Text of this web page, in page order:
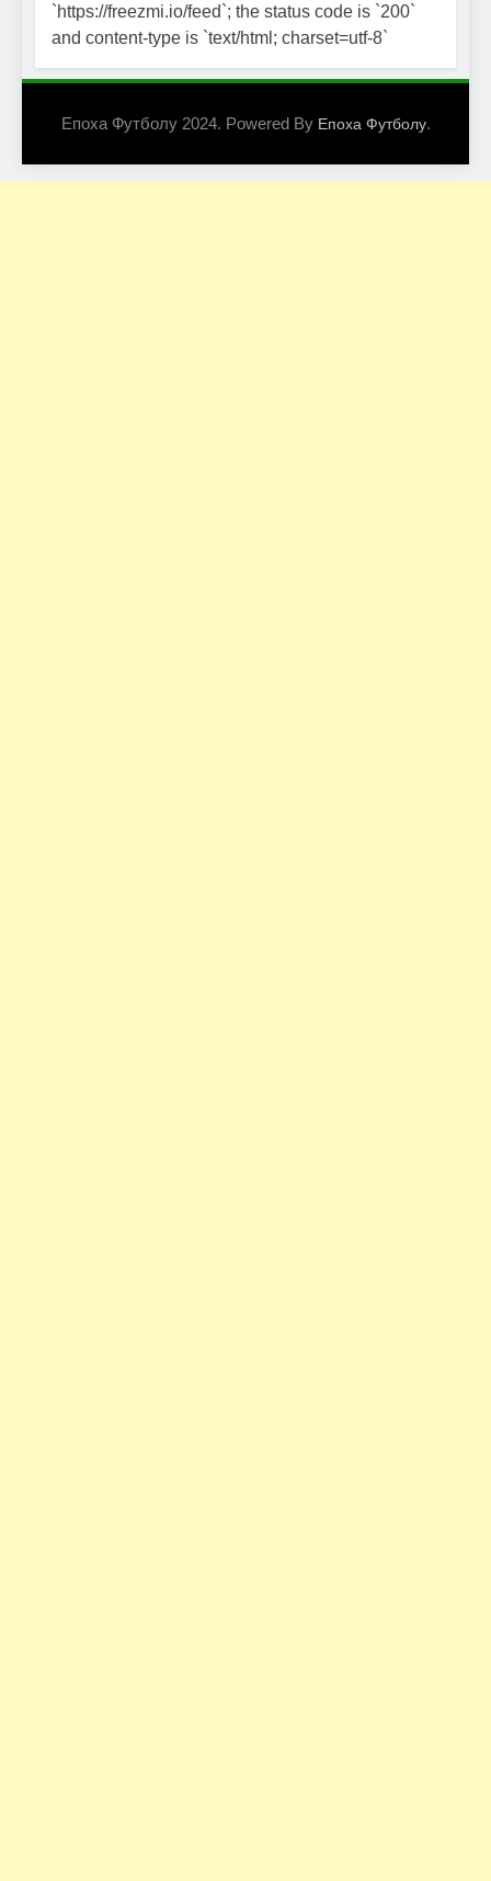
`https://freezmi.io/feed`; the status code is `200`
and content-type is `text/html; charset=utf-8`
Епоха Футболу 2024. Powered By Епоха Футболу.